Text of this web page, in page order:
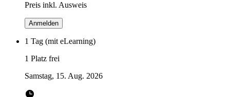
Preis inkl. Ausweis
Anmelden
1 Tag (mit eLearning)
1 Platz frei
Samstag, 15. Aug. 2026